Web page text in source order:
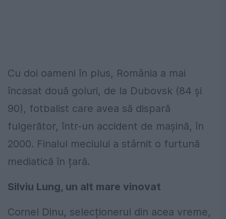
Cu doi oameni în plus, România a mai
încasat două goluri, de la Dubovsk (84 și
90), fotbalist care avea să dispară
fulgerător, într-un accident de mașină, în
2000. Finalul meciului a stârnit o furtună
mediatică în țară.
Silviu Lung, un alt mare vinovat
Cornel Dinu, selecționerul din acea vreme,